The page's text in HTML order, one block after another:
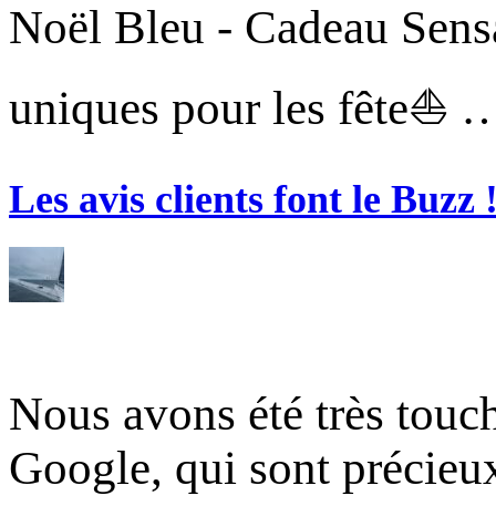
Noël Bleu - Cadeau
uniques pour les fête⛵
Les avis clients font le Buzz
Nous avons été très
Google, qui sont